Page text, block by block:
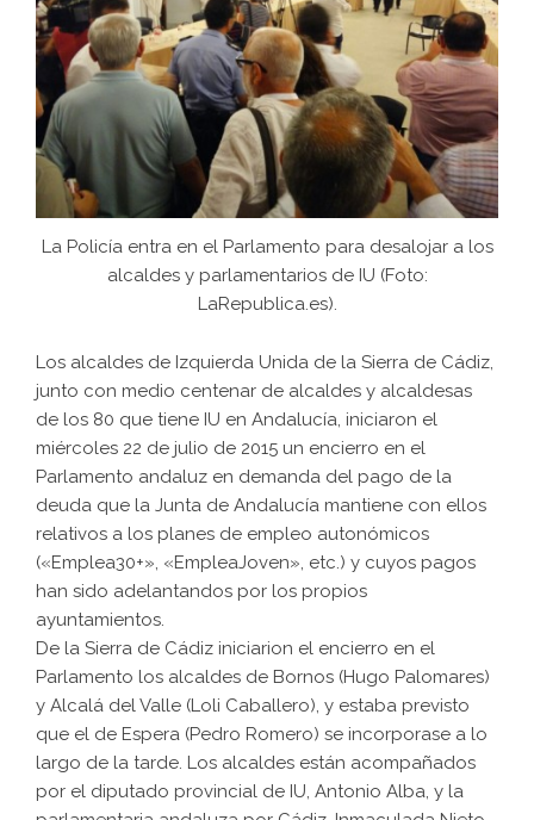
La Policía entra en el Parlamento para desalojar a los
alcaldes y parlamentarios de IU (Foto:
LaRepublica.es).
Los alcaldes de Izquierda Unida de la Sierra de Cádiz,
junto con medio centenar de alcaldes y alcaldesas
de los 80 que tiene IU en Andalucía, iniciaron el
miércoles 22 de julio de 2015 un encierro en el
Parlamento andaluz en demanda del pago de la
deuda que la Junta de Andalucía mantiene con ellos
relativos a los planes de empleo autonómicos
(«Emplea30+», «EmpleaJoven», etc.) y cuyos pagos
han sido adelantandos por los propios
ayuntamientos.
De la Sierra de Cádiz iniciarion el encierro en el
Parlamento los alcaldes de Bornos (Hugo Palomares)
y Alcalá del Valle (Loli Caballero), y estaba previsto
que el de Espera (Pedro Romero) se incorporase a lo
largo de la tarde. Los alcaldes están acompañados
por el diputado provincial de IU, Antonio Alba, y la